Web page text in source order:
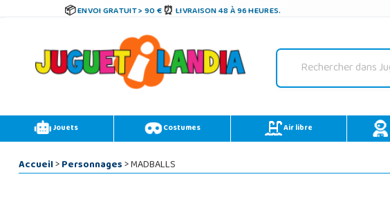
ENVOI GRATUIT > 90 € LIVRAISON 48 À 96 HEURES.
Jouets Costumes Air libre
Accueil>Personnages> MADBALLS